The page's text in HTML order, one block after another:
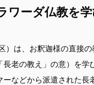
ワーダ仏教を
）は、お釈迦様の直接の
老の教え」の意）を学
などから派遣された長